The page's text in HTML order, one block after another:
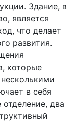
Здание, в
является
что делает
развития.
которые
в себя
два